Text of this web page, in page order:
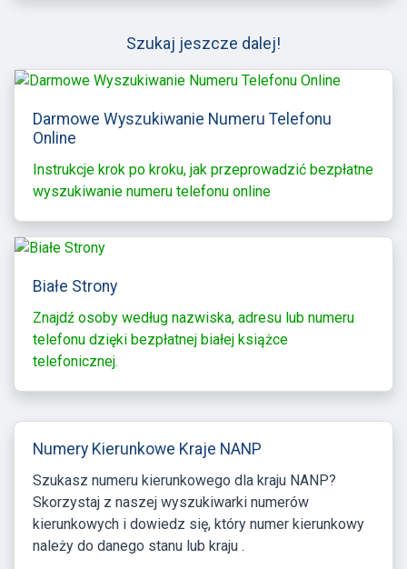
Szukaj jeszcze dalej!
Darmowe Wyszukiwanie Numeru Telefonu
Online
Instrukcje krok po kroku, jak przeprowadzić bezpłatne
wyszukiwanie numeru telefonu online
Białe Strony
Znajdź osoby według nazwiska, adresu lub numeru
telefonu dzięki bezpłatnej białej książce
telefonicznej.
Numery Kierunkowe Kraje NANP
Szukasz numeru kierunkowego dla kraju NANP?
Skorzystaj z naszej wyszukiwarki numerów
kierunkowych i dowiedz się, który numer kierunkowy
należy do danego stanu lub kraju .